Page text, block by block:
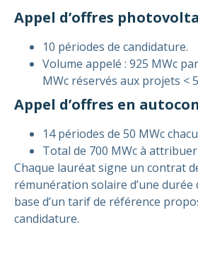
Appel d’offres
10 périodes de candidature.
Volume appelé : 925 MWc
MWc réservés aux projets <
Appel d’offres en
14 périodes de 50 MWc
Total de 700 MWc à
Chaque lauréat signe un contrat
rémunération solaire d’une durée
base d’un tarif de référence
candidature.